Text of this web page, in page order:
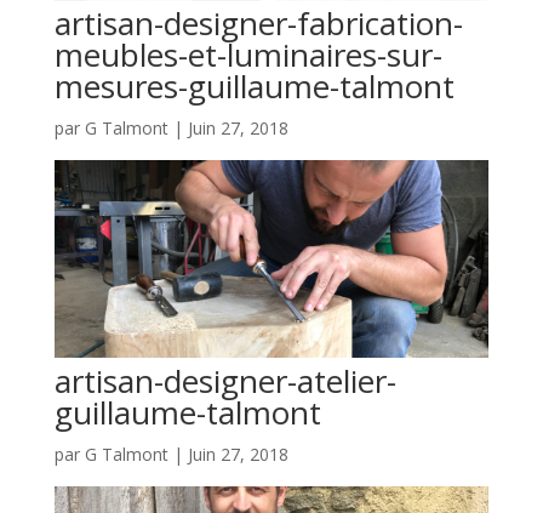
artisan-designer-fabrication-
meubles-et-luminaires-sur-
mesures-guillaume-talmont
par G Talmont| Juin 27, 2018
artisan-designer-atelier-
guillaume-talmont
par G Talmont| Juin 27, 2018